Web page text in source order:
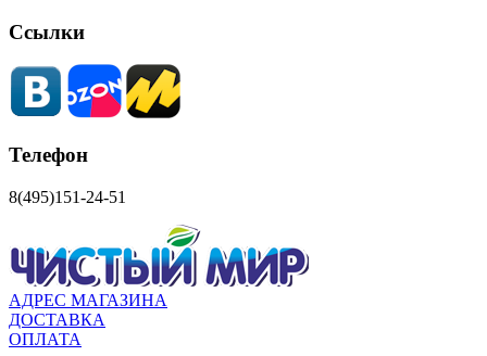
Ссылки
Телефон
8(495)151-24-51
АДРЕС МАГАЗИНА
ДОСТАВКА
ОПЛАТА